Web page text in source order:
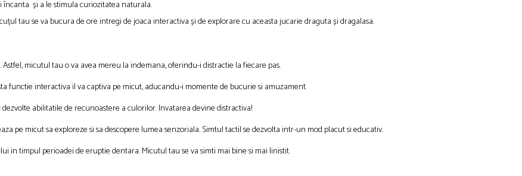
și a le stimula curiozitatea naturala.
tau se va bucura de ore intregi de joaca interactiva și de explorare cu aceasta jucarie draguta și dragalasa.
micutul tau o va avea mereu la indemana, oferindu-i distractie la fiecare pas.
functie interactiva il va captiva pe micut, aducandu-i momente de bucurie si amuzament.
abilitatile de recunoastere a culorilor. Invatarea devine distractiva!
pe micut sa exploreze si sa descopere lumea senzoriala. Simtul tactil se dezvolta intr-un mod placut si educativ.
in timpul perioadei de eruptie dentara. Micutul tau se va simti mai bine si mai linistit.